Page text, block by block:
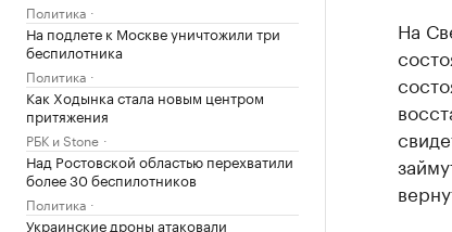
Политика
На подлете к Москве уничтожили три
беспилотника
Политика
Как Ходынка стала новым центром
притяжения
РБК и Stone
Над Ростовской областью перехватили
более 30 беспилотников
Политика
Украинские дроны атаковали
На